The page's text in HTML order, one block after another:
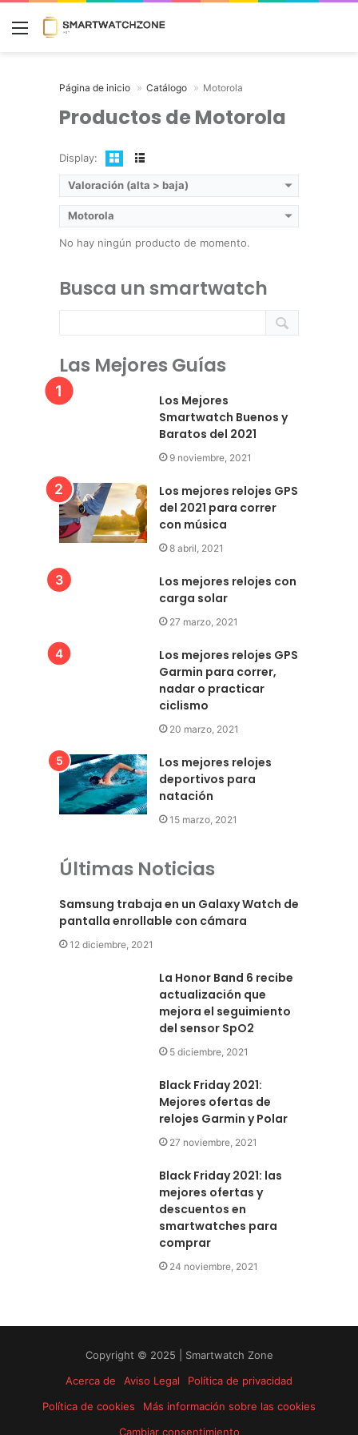
Menú
Página de inicio Catálogo Motorola
Productos de Motorola
Display:
Valoración (alta > baja)
Motorola
No hay ningún producto de momento.
Busca un smartwatch
Las Mejores Guías
Los Mejores
Smartwatch Buenos y
Baratos del 2021
9 noviembre, 2021
Los mejores relojes GPS
del 2021 para correr
con música
8 abril, 2021
Los mejores relojes con
carga solar
27 marzo, 2021
Los mejores relojes GPS
Garmin para correr,
nadar o practicar
ciclismo
20 marzo, 2021
Los mejores relojes
deportivos para
natación
15 marzo, 2021
Últimas Noticias
Samsung trabaja en un Galaxy Watch de
pantalla enrollable con cámara
12 diciembre, 2021
La Honor Band 6 recibe
actualización que
mejora el seguimiento
del sensor SpO2
5 diciembre, 2021
Black Friday 2021:
Mejores ofertas de
relojes Garmin y Polar
27 noviembre, 2021
Black Friday 2021: las
mejores ofertas y
descuentos en
smartwatches para
comprar
24 noviembre, 2021
Copyright © 2025 | Smartwatch Zone
Acerca de
Aviso Legal
Política de privacidad
Política de cookies
Más información sobre las cookies
Cambiar consentimiento